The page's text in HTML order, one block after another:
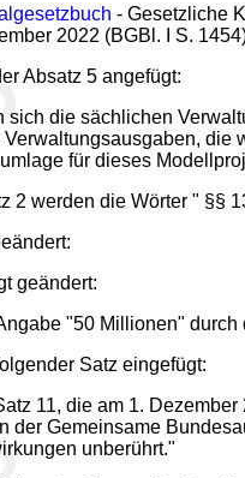
- Gesetzliche
2022 (BGBl. I S.
Absatz 5 angefügt:
sich die sächlichen
für dieses
2 werden die Wörter " §§
geändert:
"50 Millionen"
Satz eingefügt:
11, die am 1.
der Gemeinsame
unberührt."